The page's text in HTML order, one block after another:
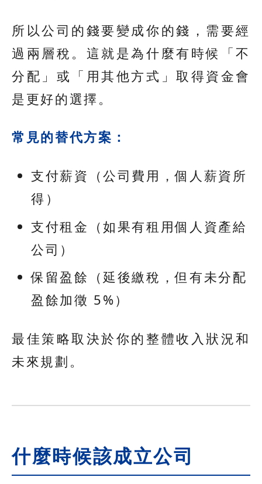
所以公司的錢要變成你的錢，需要經
過兩層稅。這就是為什麼有時候「不
分配」或「用其他方式」取得資金會
是更好的選擇。
常見的替代方案：
支付薪資（公司費用，個人薪資所
得）
支付租金（如果有租用個人資產給
公司）
保留盈餘（延後繳稅，但有未分配
盈餘加徵 5%）
最佳策略取決於你的整體收入狀況和
未來規劃。
什麼時候該成立公司